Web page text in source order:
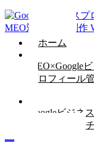
ホーム
MEO×Google
プロフィール
Googleビジネス
プロフィール